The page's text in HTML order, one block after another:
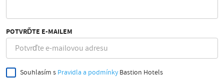
POTVRĎTE E-MAILEM
Souhlasím s Pravidla a podmínky Bastion Hotels